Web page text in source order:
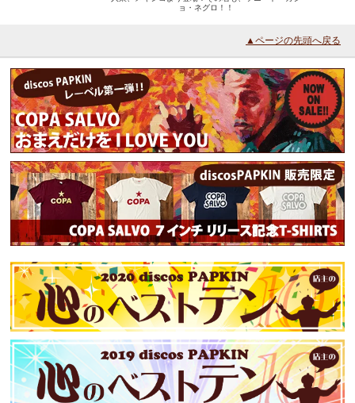
ョ・ネグロ！！
▲ページの先頭へ戻る